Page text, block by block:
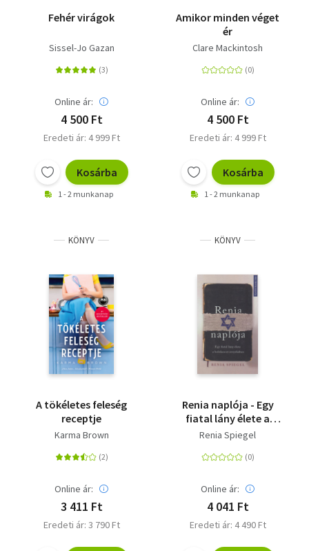
Fehér virágok
Sissel-Jo Gazan
Online ár:
4 500 Ft
Eredeti ár: 4 999 Ft
Kosárba
1 - 2 munkanap
Amikor minden véget
ér
Clare Mackintosh
Online ár:
4 500 Ft
Eredeti ár: 4 999 Ft
Kosárba
1 - 2 munkanap
KÖNYV
A tökéletes feleség
receptje
Karma Brown
Online ár:
3 411 Ft
Eredeti ár: 3 790 Ft
KÖNYV
Renia naplója - Egy
fiatal lány élete a
holokauszt
Renia Spiegel
Online ár:
4 041 Ft
Eredeti ár: 4 490 Ft